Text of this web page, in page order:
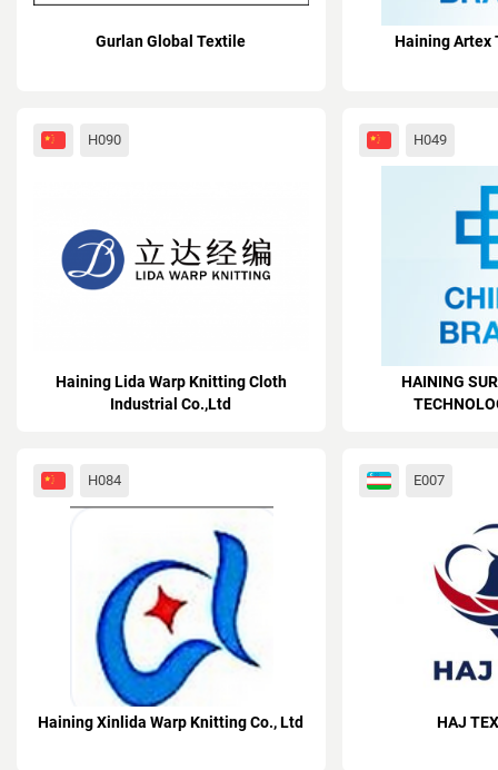
Gurlan Global Textile Haining Artex
H090
Haining Lida Warp Knitting Cloth
Industrial Co.,Ltd
H049
HAINING
H084
Haining Xinlida Warp Knitting Co., Ltd
E007
HAJ